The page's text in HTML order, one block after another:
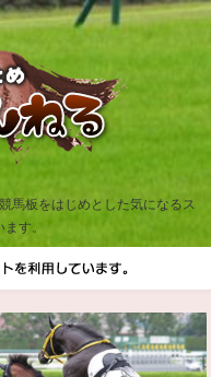
馬板をはじめとした気になるス
す。